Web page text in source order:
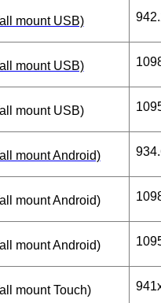
mount USB)
mount USB)
mount USB)
mount Android)
mount Android)
mount Android)
mount Touch)